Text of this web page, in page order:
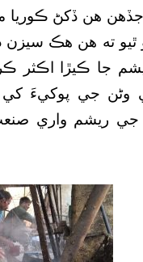
جڏهن هن ڏکڻ
جا ڪيڙا اڪثر
وڻن جي پوکيءَ
ريشم واري